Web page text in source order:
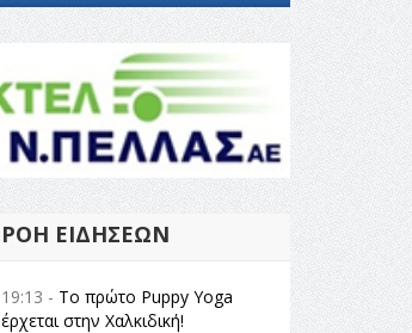
ΡΟΉ ΕΙΔΉΣΕΩΝ
19:13 - Το πρώτο Puppy Yoga
έρχεται στην Χαλκιδική!